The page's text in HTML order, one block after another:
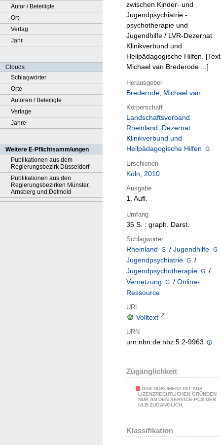
Autor / Beteiligte
Ort
Verlag
Jahr
Clouds
Schlagwörter
Orte
Autoren / Beteiligte
Verlage
Jahre
Weitere E-Pflichtsammlungen
Publikationen aus dem
Regierungsbezirk Düsseldorf
Publikationen aus den
Regierungsbezirken Münster,
Arnsberg und Detmold
zwischen Kinder- und
Jugendpsychiatrie -
psychotherapie und
Jugendhilfe / LVR-Dezernat
Klinikverbund und
Heilpädagogische Hilfen.
Michael van Brederode ...]
Herausgeber
Brederode, Michael van
Körperschaft
Landschaftsverband
Rheinland, Dezernat
Klinikverbund und
Heilpädagogische Hilfen
Erschienen
Köln, 2010
Ausgabe
1. Aufl.
Umfang
35 S. : graph. Darst.
Schlagwörter
Rheinland / Jugendhilfe
Jugendpsychiatrie
/
Jugendpsychotherapie
/
Vernetzung
/ Online-
Ressource
URL
Volltext
URN
urn:nbn:de:hbz:5:2-9963
Zugänglichkeit
DAS DOKUMENT IST AUS
LIZENZRECHTLICHEN GRÜNDEN
NUR AN DEN SERVICE-PCS DER
ULB ZUGÄNGLICH.
Klassifikation